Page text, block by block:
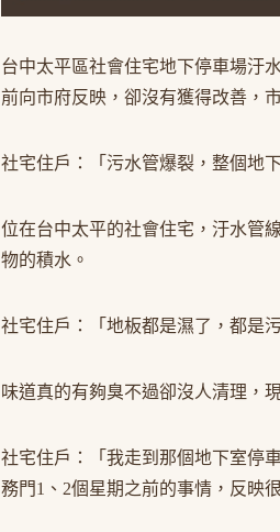
台中太平區社會住宅地下停車場汙
前向市府反映，卻沒有獲得改善，
社宅住戶：「污水管爆裂，整個地
位在台中太平的社會住宅，汙水管
物的積水。
社宅住戶：「地板都是濕了，都是污
味道真的有夠臭不過卻沒人清理，
社宅住戶：「我走到那個地下室停
務門1、2個星期之前的事情，反映